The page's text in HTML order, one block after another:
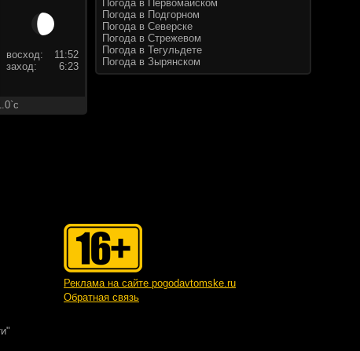
восход:
11:52
заход:
6:23
Погода в Первомайском
Погода в Подгорном
Погода в Северске
Погода в Стрежевом
Погода в Тегульдете
Погода в Зырянском
Реклама на сайте pogodavtomske.ru
Обратная связь